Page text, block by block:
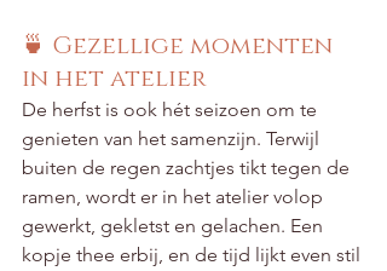
🍵 Gezellige momenten
in het atelier
De herfst is ook hét seizoen om te
genieten van het samenzijn. Terwijl
buiten de regen zachtjes tikt tegen de
ramen, wordt er in het atelier volop
gewerkt, gekletst en gelachen. Een
kopje thee erbij, en de tijd lijkt even stil